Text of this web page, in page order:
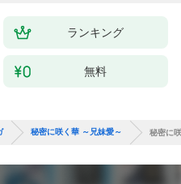
ランキング
無料
秘密に咲く華 ～兄妹愛～ 秘密に